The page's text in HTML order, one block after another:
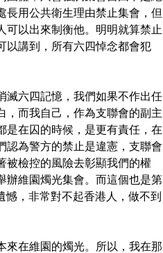
長用公共衛生理由禁止集會，但
可以出來制衡他。明明就算禁止
以講到，所有六四悼念都會犯
滅六四記憶，我們如果不作出任
，而我自己，作為支聯會的副主
是在囚的時候，是更有責任，在
認為警方的禁止是違憲，支聯會
被檢控的風險去彰顯我們的權
辦維園燭光集會。而這個也是第
，非常對不起香港人，做不到
來在維園的燭光。所以，我在那